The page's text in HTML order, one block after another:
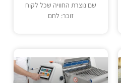
שם נוצרת החוויה שכל לקוח
זוכר: לחם